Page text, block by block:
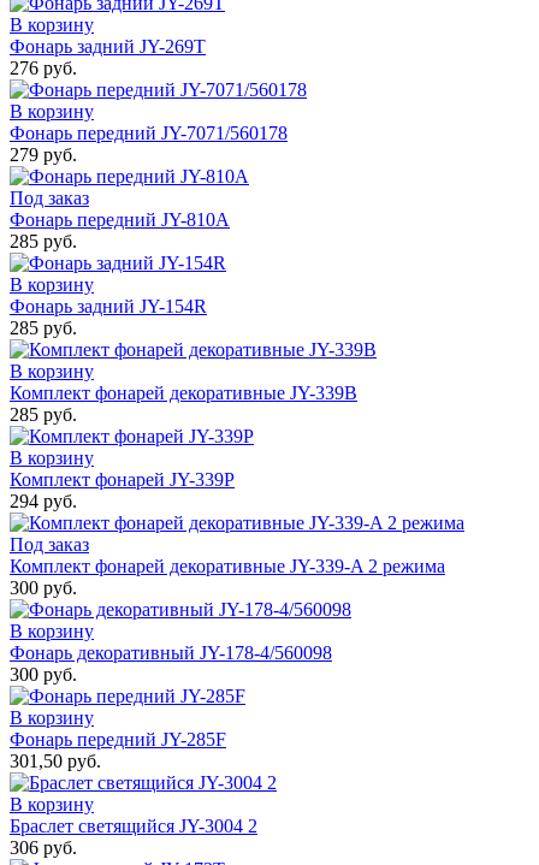
В корзину
Фонарь задний JY-269Т
276 руб.
В корзину
Фонарь передний JY-7071/560178
279 руб.
Под заказ
Фонарь передний JY-810А
285 руб.
В корзину
Фонарь задний JY-154R
285 руб.
В корзину
Комплект фонарей декоративные JY-339B
285 руб.
В корзину
Комплект фонарей JY-339Р
294 руб.
Под заказ
Комплект фонарей декоративные JY-339-A 2 режима
300 руб.
В корзину
Фонарь декоративный JY-178-4/560098
300 руб.
В корзину
Фонарь передний JY-285F
301,50 руб.
В корзину
Браслет светящийся JY-3004 2
306 руб.